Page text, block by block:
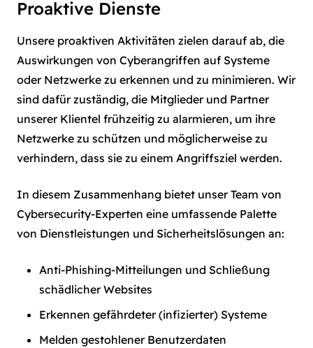
Proaktive Dienste
Unsere proaktiven Aktivitäten zielen darauf ab, die
Auswirkungen von Cyberangriffen auf Systeme
oder Netzwerke zu erkennen und zu minimieren. Wir
sind dafür zuständig, die Mitglieder und Partner
unserer Klientel frühzeitig zu alarmieren, um ihre
Netzwerke zu schützen und möglicherweise zu
verhindern, dass sie zu einem Angriffsziel werden.
In diesem Zusammenhang bietet unser Team von
Cybersecurity-Experten eine umfassende Palette
von Dienstleistungen und Sicherheitslösungen an:
Anti-Phishing-Mitteilungen und Schließung
schädlicher Websites
Erkennen gefährdeter (infizierter) Systeme
Melden gestohlener Benutzerdaten